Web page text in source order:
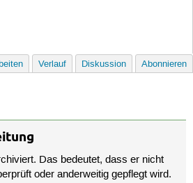
Verlauf Diskussion Abonnieren
Das bedeutet, dass er nicht
oder anderweitig gepflegt wird.